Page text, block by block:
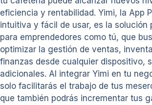
eficiencia y rentabilidad. Yimi, la App
intuitiva y fácil de usar, es la solución
para emprendedores como tú, que
optimizar la gestión de ventas,
finanzas desde cualquier dispositivo,
adicionales. Al integrar Yimi en tu
solo facilitarás el trabajo de tus
que también podrás incrementar tus